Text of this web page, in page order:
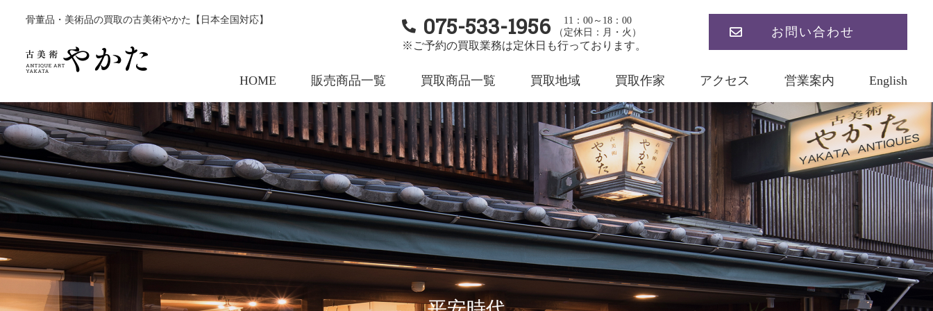
骨董品・美術品の買取の古美術やかた【日本全国対応】 075-533-1956
11：00～18：00
（定休日：月・火）
※ご予約の買取業務は定休日も行っております。
お問い合わせ
HOME 販売商品一覧 買取商品一覧 買取地域 買取作家 アクセス 営業案内 English